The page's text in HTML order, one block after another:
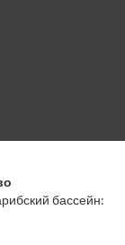
бассейн: